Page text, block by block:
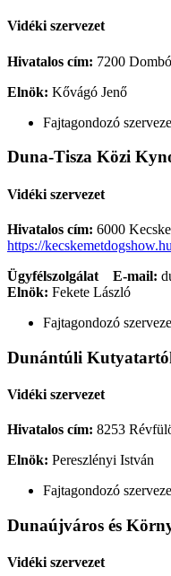
Vidéki szervezet
Hivatalos cím: 7200
Elnök: Kővágó Jenő
Fajtagondozó
Duna-Tisza Közi
Vidéki szervezet
Hivatalos cím: 6000
https://
Ügyfélszolgálat
E-mail:
Elnök: Fekete László
Fajtagondozó
Dunántúli
Vidéki szervezet
Hivatalos cím: 8253
Elnök: Pereszlényi István
Fajtagondozó
Dunaújváros és
Vidéki szervezet